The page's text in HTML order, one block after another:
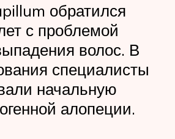
обратился
с проблемой
волос. В
специалисты
начальную
алопеции.